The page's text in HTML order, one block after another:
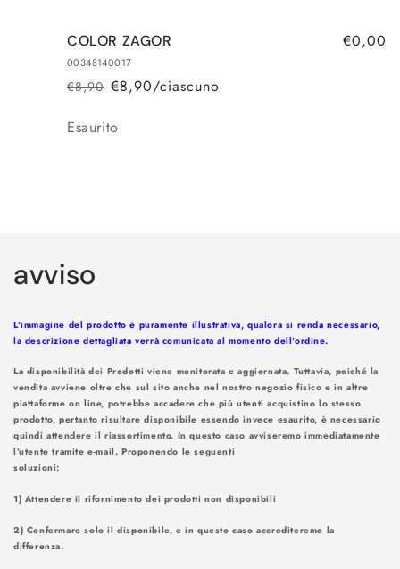
COLOR ZAGOR
00348140017
Prezzo
listino
€8,90
Prezzo €8,90/ciascuno
€0,00
Quantità
Esaurito
corso...
avviso
L'immagine del prodotto è puramente illustrativa, qualora si renda necessario,
la descrizione dettagliata verrà comunicata al momento dell'ordine.
La disponibilità dei Prodotti viene monitorata e aggiornata. Tuttavia, poiché la
vendita avviene oltre che sul sito anche nel nostro negozio fisico e in altre
piattaforme on line, potrebbe accadere che più utenti acquistino lo stesso
prodotto, pertanto risultare disponibile essendo invece esaurito, è necessario
quindi attendere il riassortimento. In questo caso avviseremo immediatamente
l’utente tramite e-mail. Proponendo le seguenti
1) Attendere il rifornimento dei prodotti non disponibili
2) Confermare solo il disponibile, e in questo caso accrediteremo la
differenza.